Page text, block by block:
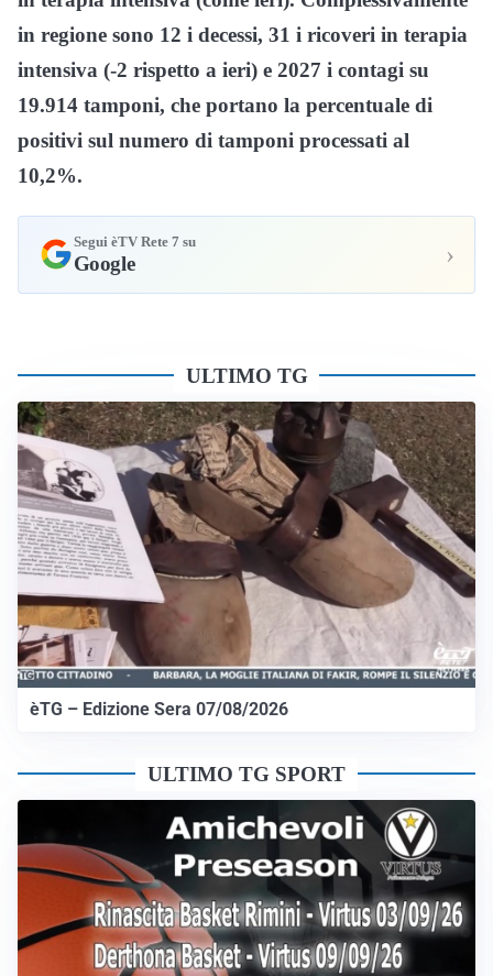
in regione sono 12 i decessi, 31 i ricoveri in terapia
intensiva (-2 rispetto a ieri) e 2027 i contagi su
19.914 tamponi, che portano la percentuale di
positivi sul numero di tamponi processati al
10,2%.
Segui èTV Rete 7 su
Google ›
ULTIMO TG
èTG – Edizione Sera 07/08/2026
ULTIMO TG SPORT